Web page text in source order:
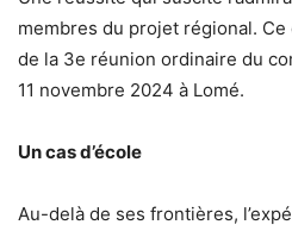
membres du projet régional.
de la 3e réunion ordinaire du
11 novembre 2024 à Lomé.
Un cas d’école
Au-delà de ses frontières,